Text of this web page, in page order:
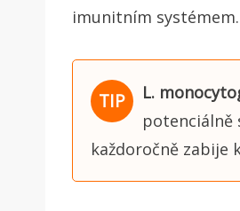
imunitním systémem.
L.
potenciálně
každoročně zabije